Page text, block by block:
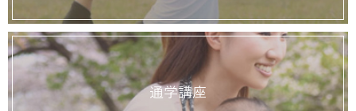
通学講座